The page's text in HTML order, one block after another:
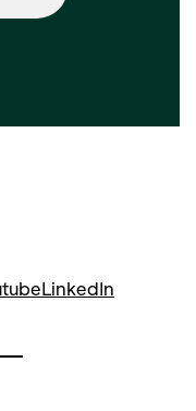
LinkedIn